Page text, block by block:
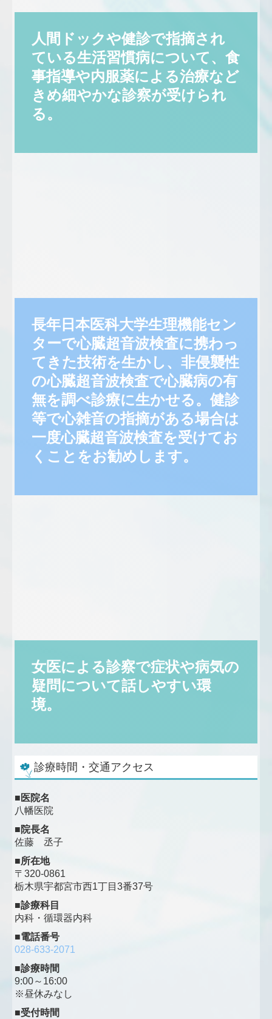
人間ドックや健診で指摘され
ている生活習慣病について、食
事指導や内服薬による治療など
きめ細やかな診察が受けられ
る。
長年日本医科大学生理機能セン
ターで心臓超音波検査に携わっ
てきた技術を生かし、非侵襲性
の心臓超音波検査で心臓病の有
無を調べ診療に生かせる。健診
等で心雑音の指摘がある場合は
一度心臓超音波検査を受けてお
くことをお勧めします。
女医による診察で症状や病気の
疑問について話しやすい環
境。
診療時間・交通アクセス
■医院名
八幡医院
■院長名
佐藤 丞子
■所在地
〒320-0861
栃木県宇都宮市西1丁目3番37号
■診療科目
内科・循環器内科
■電話番号
028-633-2071
■診療時間
9:00～16:00
※昼休みなし
■受付時間